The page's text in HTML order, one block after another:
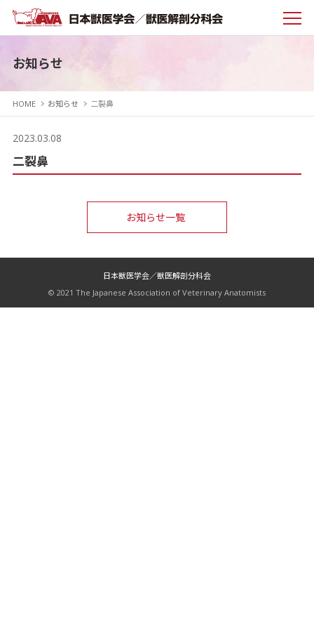
お知らせ
HOME お知らせ 二裂鼻
2023.03.08
二裂鼻
お知らせ一覧
日本獣医学会／獣医解剖分科会
© 2021 The Japanese Association of Veterinary Anatomists